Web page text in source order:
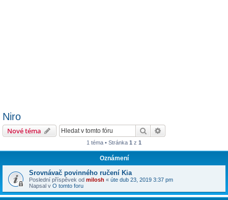
Niro
Nové téma Hledat
1 téma • Stránka 1 z 1
Oznámení
Srovnávač povinného ručení Kia
Poslední příspěvek od milosh « úte dub 23, 2019 3:37 pm
Napsal v O tomto foru